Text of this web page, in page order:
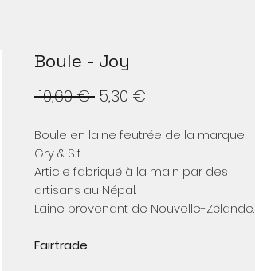
Boule - Joy
10,60 € Prix
5,30 €
Boule en laine feutrée de la marque
Gry & Sif.
Article fabriqué à la main par des
artisans au Népal.
Laine provenant de Nouvelle-Zélande.
Fairtrade